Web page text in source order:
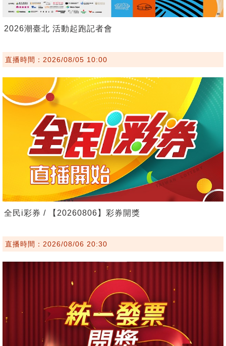
2026潮臺北 活動起跑記者會
直播時間：2026/08/05 10:00
全民i彩券 / 【20260806】彩券開獎
直播時間：2026/08/06 20:30